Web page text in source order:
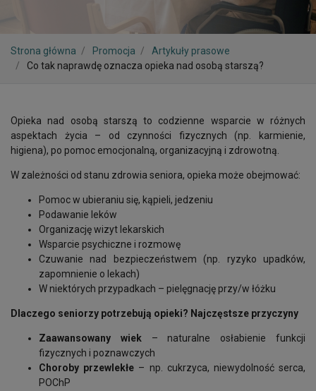
Strona główna Promocja
Artykuły prasowe
Co tak naprawdę oznacza opieka nad osobą starszą?
Opieka nad osobą starszą to codzienne wsparcie w różnych
aspektach życia – od czynności fizycznych (np. karmienie,
higiena), po pomoc emocjonalną, organizacyjną i zdrowotną.
W zależności od stanu zdrowia seniora, opieka może obejmować:
Pomoc w ubieraniu się, kąpieli, jedzeniu
Podawanie leków
Organizację wizyt lekarskich
Wsparcie psychiczne i rozmowę
Czuwanie nad bezpieczeństwem (np. ryzyko upadków,
zapomnienie o lekach)
W niektórych przypadkach – pielęgnację przy/w łóżku
Dlaczego seniorzy potrzebują opieki? Najczęstsze przyczyny
Zaawansowany wiek– naturalne osłabienie funkcji
fizycznych i poznawczych
Choroby przewlekłe – np. cukrzyca, niewydolność serca,
POChP